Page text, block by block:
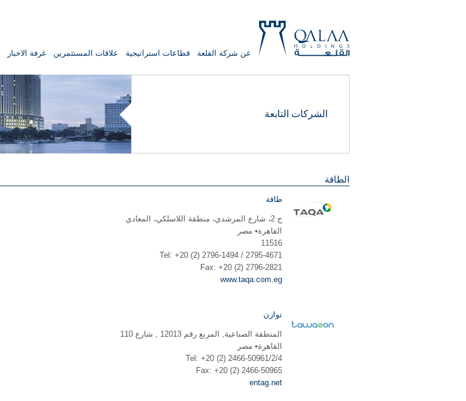
HOLDING
QALAA
HOLDINGS
عن شركة القلعة قطاعات استراتيجية علاقات المستثمرين غرفة الاخبار
الشركات التابعة
الطاقة
طاقة
ج 2، شارع المرشدي، منطقة اللاسلكي، المعادي
القاهرة• مصر
11516
Tel: +20 (2) 2796-1494 / 2795-4671
Fax: +20 (2) 2796-2821
www.taqa.com.eg
توازن
المنطقة الصناعية, المربع رقم 12013 , شارع 110
القاهرة• مصر
Tel: +20 (2) 2466-50961/2/4
Fax: +20 (2) 2466-50965
entag.net